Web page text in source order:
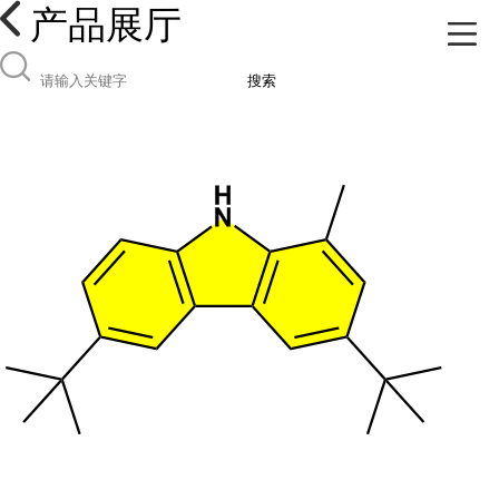
产品展厅
搜索